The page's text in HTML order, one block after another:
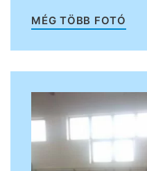
MÉG TÖBB FOTÓ